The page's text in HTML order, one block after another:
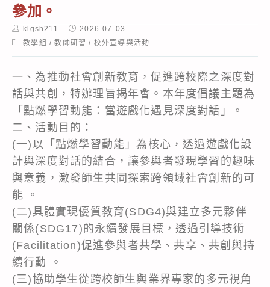
參加。
Post
author:
klgsh211
Post
published:
2026-07-03
Post教學組 / 教師研習 / 校外宣導與活動
一、為推動社會創新教育，促進跨校際之深度對
話與共創，特辦理旨揭年會。本年度倡議主題為
「點燃學習動能：當遊戲化遇見深度對話」。
二、活動目的：
(一)以「點燃學習動能」為核心，透過遊戲化設
計與深度對話的結合，讓參與者發現學習的趣味
與意義，激發師生共同探索跨領域社會創新的可
能 。
(二)具體實現優質教育(SDG4)與建立多元夥伴
關係(SDG17)的永續發展目標，透過引導技術
(Facilitation)促進參與者共學、共享、共創與持
續行動 。
(三)協助學生從跨校師生與業界專家的多元視角